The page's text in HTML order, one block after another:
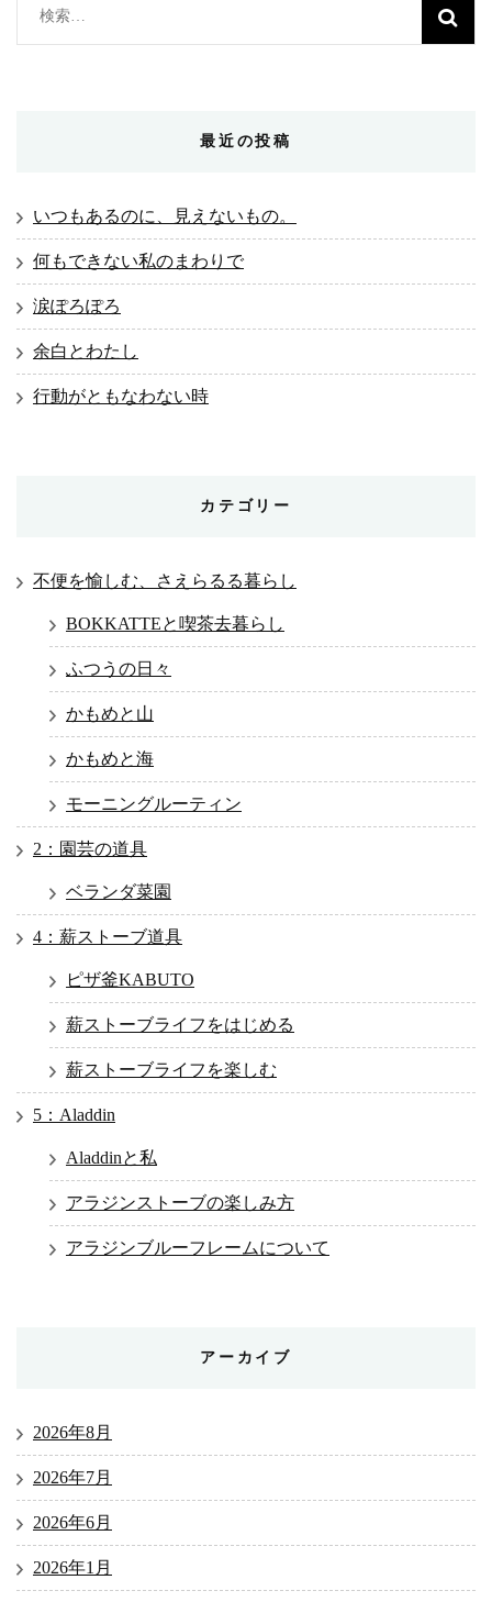
検
最近の投稿
いつもあるのに、見えないもの。
何もできない私のまわりで
涙ぽろぽろ
余白とわたし
行動がともなわない時
カテゴリー
不便を愉しむ、さえらるる暮らし
BOKKATTEと喫茶去暮らし
ふつうの日々
かもめと山
かもめと海
モーニングルーティン
2：園芸の道具
ベランダ菜園
4：薪ストーブ道具
ピザ釜KABUTO
薪ストーブライフをはじめる
薪ストーブライフを楽しむ
5：Aladdin
Aladdinと私
アラジンストーブの楽しみ方
アラジンブルーフレームについて
アーカイブ
2026年8月
2026年7月
2026年6月
2026年1月